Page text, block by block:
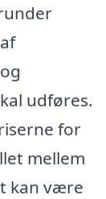
udføres.
for
mellem
kan være